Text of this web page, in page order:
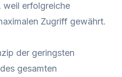
weil erfolgreiche
Zugriff gewährt.
der geringsten
gesamten